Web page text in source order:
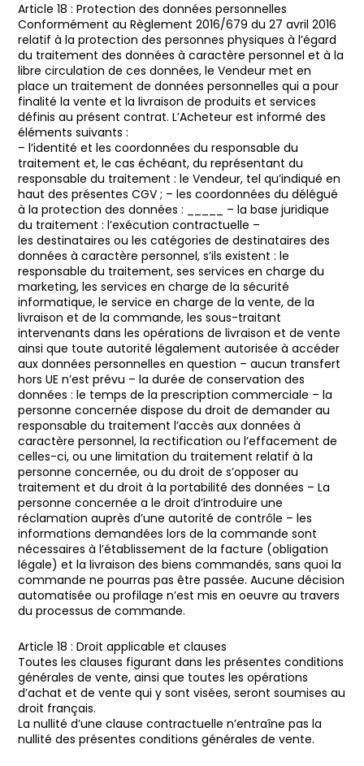
Article 18 : Protection des données personnelles
Conformément au Règlement 2016/679 du 27 avril 2016
relatif à la protection des personnes physiques à l’égard
du traitement des données à caractère personnel et à la
libre circulation de ces données, le Vendeur met en
place un traitement de données personnelles qui a pour
finalité la vente et la livraison de produits et services
définis au présent contrat. L’Acheteur est informé des
éléments suivants :
– l’identité et les coordonnées du responsable du
traitement et, le cas échéant, du représentant du
responsable du traitement : le Vendeur, tel qu’indiqué en
haut des présentes CGV ; – les coordonnées du délégué
à la protection des données : _____ – la base juridique
du traitement : l’exécution contractuelle –
les destinataires ou les catégories de destinataires des
données à caractère personnel, s’ils existent : le
responsable du traitement, ses services en charge du
marketing, les services en charge de la sécurité
informatique, le service en charge de la vente, de la
livraison et de la commande, les sous-traitant
intervenants dans les opérations de livraison et de vente
ainsi que toute autorité légalement autorisée à accéder
aux données personnelles en question – aucun transfert
hors UE n’est prévu – la durée de conservation des
données : le temps de la prescription commerciale – la
personne concernée dispose du droit de demander au
responsable du traitement l’accès aux données à
caractère personnel, la rectification ou l’effacement de
celles-ci, ou une limitation du traitement relatif à la
personne concernée, ou du droit de s’opposer au
traitement et du droit à la portabilité des données – La
personne concernée a le droit d’introduire une
réclamation auprès d’une autorité de contrôle – les
informations demandées lors de la commande sont
nécessaires à l’établissement de la facture (obligation
légale) et la livraison des biens commandés, sans quoi la
commande ne pourras pas être passée. Aucune décision
automatisée ou profilage n’est mis en oeuvre au travers
du processus de commande.
Article 18 : Droit applicable et clauses
Toutes les clauses figurant dans les présentes conditions
générales de vente, ainsi que toutes les opérations
d’achat et de vente qui y sont visées, seront soumises au
droit français.
La nullité d’une clause contractuelle n’entraîne pas la
nullité des présentes conditions générales de vente.